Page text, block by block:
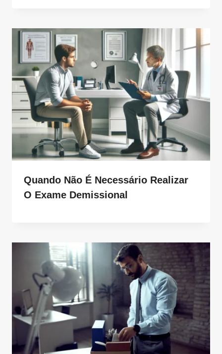
Quando Não É Necessário Realizar
O Exame Demissional